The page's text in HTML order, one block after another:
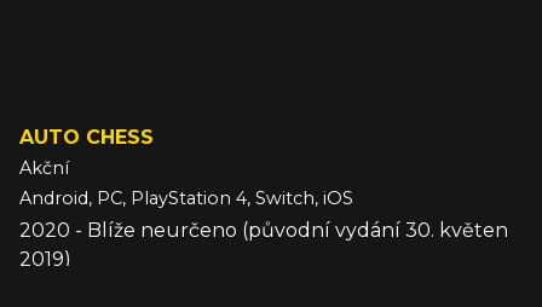
AUTO CHESS
Akční
Android, PC, PlayStation 4, Switch, iOS
2020 - Blíže neurčeno (původní vydání 30. květen
2019)